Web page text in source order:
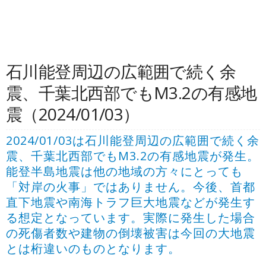
石川能登周辺の広範囲で続く余
震、千葉北西部でもM3.2の有感地
震（2024/01/03）
2024/01/03は石川能登周辺の広範囲で続く余
震、千葉北西部でもM3.2の有感地震が発生。
能登半島地震は他の地域の方々にとっても
「対岸の火事」ではありません。今後、首都
直下地震や南海トラフ巨大地震などが発生す
る想定となっています。実際に発生した場合
の死傷者数や建物の倒壊被害は今回の大地震
とは桁違いのものとなります。